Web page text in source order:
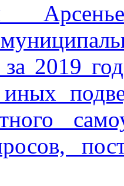
за 2019